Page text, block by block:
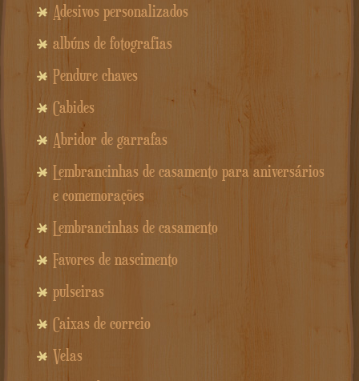
Adesivos personalizados
albúns de fotografias
Pendure chaves
Cabides
Abridor de garrafas
Lembrancinhas de casamento para aniversários
e comemorações
Lembrancinhas de casamento
Favores de nascimento
pulseiras
Caixas de correio
Velas